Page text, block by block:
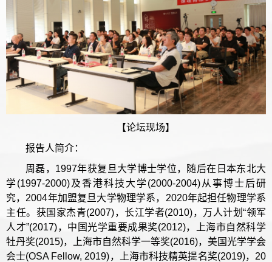
【论坛现场】
报告人简介：
周磊，1997年获复旦大学博士学位，随后在日本东北大
学(1997-2000)及香港科技大学(2000-2004)从事博士后研
究，2004年加盟复旦大学物理学系，2020年起担任物理学系
主任。获国家杰青(2007)，长江学者(2010)，万人计划“领军
人才”(2017)，中国光学重要成果奖(2012)，上海市自然科学
牡丹奖(2015)，上海市自然科学一等奖(2016)，美国光学学会
会士(OSA Fellow, 2019)，上海市科技精英提名奖(2019)，20